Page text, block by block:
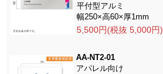
平付型アルミ
幅250×高60×厚1mm
5,500円(税抜 5,000円)
AA-NT2-01
アパレル向け